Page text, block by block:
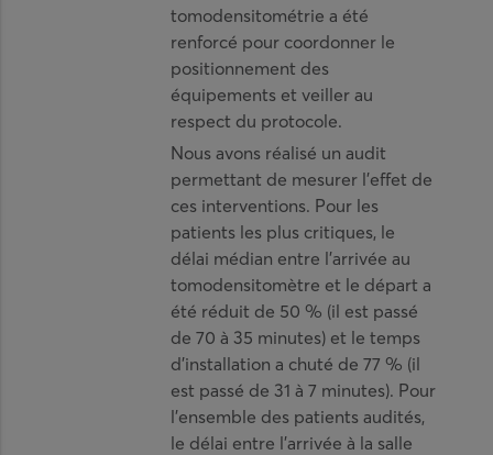
tomodensitométrie a été
renforcé pour coordonner le
positionnement des
équipements et veiller au
respect du protocole.
Nous avons réalisé un audit
permettant de mesurer l’effet de
ces interventions. Pour les
patients les plus critiques, le
délai médian entre l’arrivée au
tomodensitomètre et le départ a
été réduit de 50 % (il est passé
de 70 à 35 minutes) et le temps
d’installation a chuté de 77 % (il
est passé de 31 à 7 minutes). Pour
l’ensemble des patients audités,
le délai entre l’arrivée à la salle